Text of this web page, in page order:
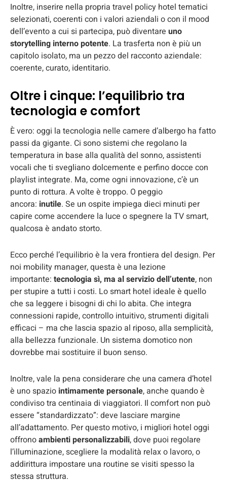
Inoltre, inserire nella propria travel policy hotel tematici
selezionati, coerenti con i valori aziendali o con il mood
dell’evento a cui si partecipa, può diventare uno
storytelling interno potente. La trasferta non è più un
capitolo isolato, ma un pezzo del racconto aziendale:
coerente, curato, identitario.
Oltre i cinque: l’equilibrio tra
tecnologia e comfort
È vero: oggi la tecnologia nelle camere d’albergo ha fatto
passi da gigante. Ci sono sistemi che regolano la
temperatura in base alla qualità del sonno, assistenti
vocali che ti svegliano dolcemente e perfino docce con
playlist integrate. Ma, come ogni innovazione, c’è un
punto di rottura. A volte è troppo. O peggio
ancora: inutile. Se un ospite impiega dieci minuti per
capire come accendere la luce o spegnere la TV smart,
qualcosa è andato storto.
Ecco perché l’equilibrio è la vera frontiera del design. Per
noi mobility manager, questa è una lezione
importante: tecnologia sì, ma al servizio dell’utente, non
per stupire a tutti i costi. Lo smart hotel ideale è quello
che sa leggere i bisogni di chi lo abita. Che integra
connessioni rapide, controllo intuitivo, strumenti digitali
efficaci – ma che lascia spazio al riposo, alla semplicità,
alla bellezza funzionale. Un sistema domotico non
dovrebbe mai sostituire il buon senso.
Inoltre, vale la pena considerare che una camera d’hotel
è uno spazio intimamente personale, anche quando è
condiviso tra centinaia di viaggiatori. Il comfort non può
essere “standardizzato”: deve lasciare margine
all’adattamento. Per questo motivo, i migliori hotel oggi
offronoambienti personalizzabili, dove puoi regolare
l’illuminazione, scegliere la modalità relax o lavoro, o
addirittura impostare una routine se visiti spesso la
stessa struttura.